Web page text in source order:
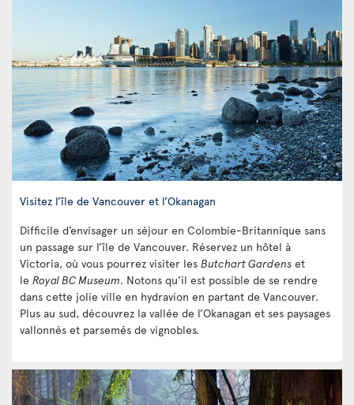
Visitez l’île de Vancouver et l’Okanagan
Difficile d’envisager un séjour en Colombie-Britannique sans
un passage sur l’île de Vancouver. Réservez un hôtel à
Victoria, où vous pourrez visiter les Butchart Gardens et
le Royal BC Museum. Notons qu’il est possible de se rendre
dans cette jolie ville en hydravion en partant de Vancouver.
Plus au sud, découvrez la vallée de l’Okanagan et ses paysages
vallonnés et parsemés de vignobles.